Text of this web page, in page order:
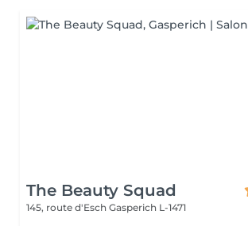
The Beauty Squad
145, route d'Esch Gasperich L-1471